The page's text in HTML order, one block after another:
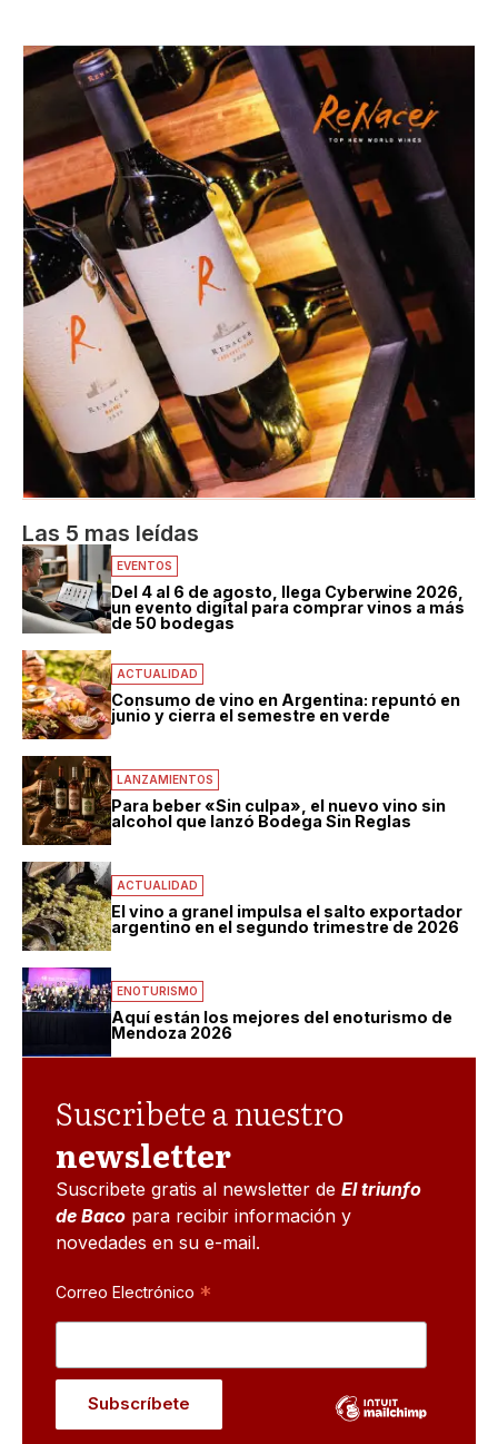
Las 5 mas leídas
EVENTOS
Del 4 al 6 de agosto, llega Cyberwine 2026,
un evento digital para comprar vinos a más
de 50 bodegas
ACTUALIDAD
Consumo de vino en Argentina: repuntó en
junio y cierra el semestre en verde
LANZAMIENTOS
Para beber «Sin culpa», el nuevo vino sin
alcohol que lanzó Bodega Sin Reglas
ACTUALIDAD
El vino a granel impulsa el salto exportador
argentino en el segundo trimestre de 2026
ENOTURISMO
Aquí están los mejores del enoturismo de
Mendoza 2026
Suscribete a nuestro
newsletter
Suscribete gratis al newsletter de El triunfo
de Baco para recibir información y
novedades en su e-mail.
Correo Electrónico *